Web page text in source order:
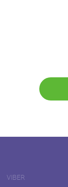
VIBER